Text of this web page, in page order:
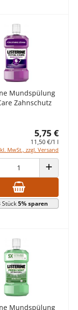
Mundspülung
Zahnschutz
5,75 €
11,50 €/1 l
MwSt., zzgl. Versand
VERRINGERN ANZAHL
Stück5% sparen
Mundspülung